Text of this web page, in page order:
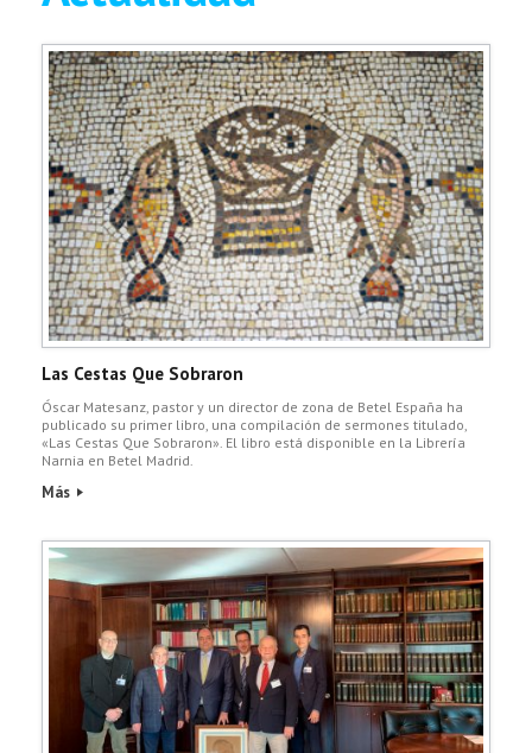
Las Cestas Que Sobraron
Óscar Matesanz, pastor y un director de zona de Betel España ha
publicado su primer libro, una compilación de sermones titulado,
«Las Cestas Que Sobraron». El libro está disponible en la Librería
Narnia en Betel Madrid.
Más